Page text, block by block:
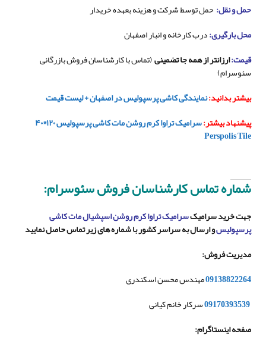
حمل و نقل: حمل توسط شرکت و هزینه بعهده خریدار
محل بارگیری:درب کارخانه و انبار اصفهان
قیمت:ارزانتر از همه جا تضمینی(تماس با کارشناسان فروش بازرگانی
سئوسرام)
بیشتر بدانید:نمایندگی کاشی پرسپولیس در اصفهان + لیست قیمت
پیشنهاد بیشتر:
Perspolis Tile
شماره تماس کارشناسان فروش سئوسرام:
جهت خرید سرامیکسرامیک تراوا کرم روشن اسپشیال مات کاشی
پرسپولیسو ارسال به سراسر کشور با شماره های زیر تماس حاصل نمایید
مدیریت فروش:
09138822264مهندس محسن اسکندری
09170393539سرکار خانم کیانی
صفحه اینستاگرام: